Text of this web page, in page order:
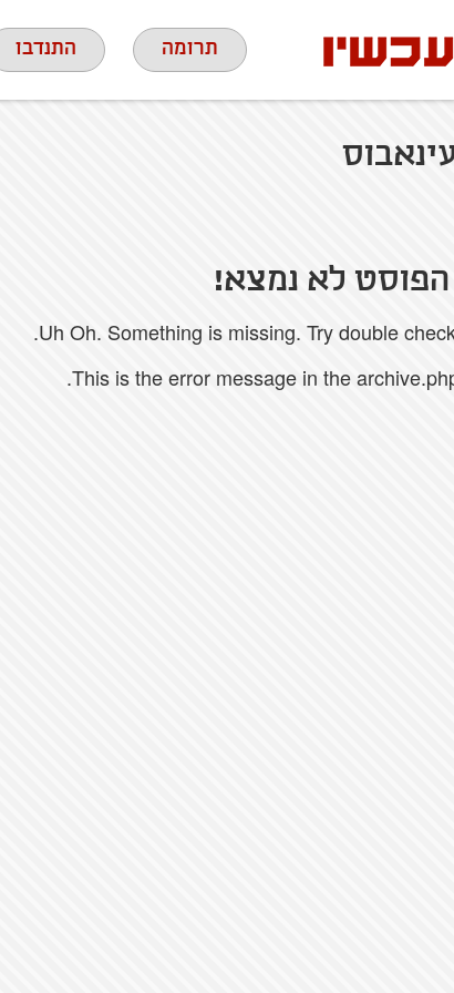
תרומה התנדבו
לא נמצא!
Uh Oh. Something is missing. Try double
This is the error message in the